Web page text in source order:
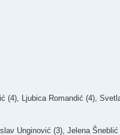
(4), Ljubica Romandić (4),
Unginović (3), Jelena